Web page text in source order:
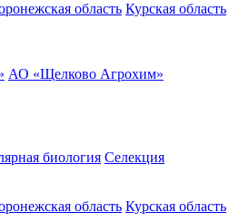
область Курская область
АО «Щелково Агрохим»
биология Селекция
область Курская область